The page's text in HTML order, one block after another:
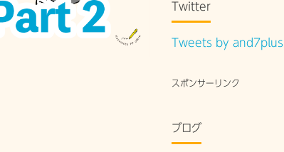
Twitter
Tweets by and7plus
スポンサーリンク
ブログ